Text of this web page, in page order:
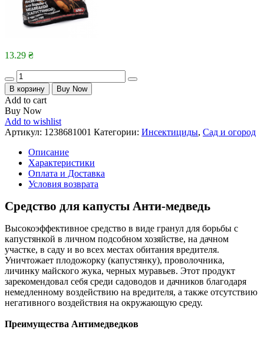
13.29 ₴
Quantity
В корзину Buy Now
Add to cart
Buy Now
Add to wishlist
Артикул: 1238681001 Категории: Инсектициды, Сад и огород
Описание
Характеристики
Оплата и Доставка
Условия возврата
Средство для капусты Анти-медведь
Высокоэффективное средство в виде гранул для борьбы с
капустянкой в личном подсобном хозяйстве, на дачном
участке, в саду и во всех местах обитания вредителя.
Уничтожает плодожорку (капустянку), проволочника,
личинку майского жука, черных муравьев. Этот продукт
зарекомендовал себя среди садоводов и дачников благодаря
немедленному воздействию на вредителя, а также отсутствию
негативного воздействия на окружающую среду.
Преимущества Антимедведков